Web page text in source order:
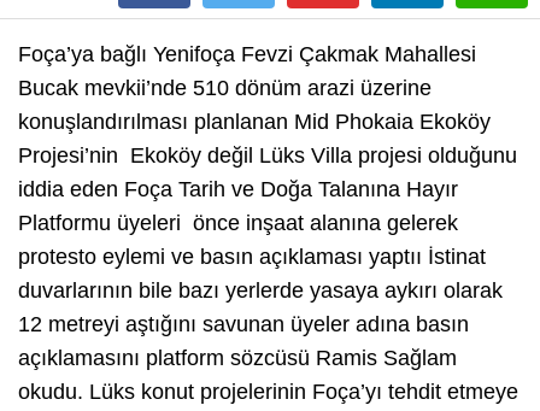
Foça’ya bağlı Yenifoça Fevzi Çakmak Mahallesi
Bucak mevkii’nde 510 dönüm arazi üzerine
konuşlandırılması planlanan Mid Phokaia Ekoköy
Projesi’nin Ekoköy değil Lüks Villa projesi olduğunu
iddia eden Foça Tarih ve Doğa Talanına Hayır
Platformu üyeleri önce inşaat alanına gelerek
protesto eylemi ve basın açıklaması yaptıı İstinat
duvarlarının bile bazı yerlerde yasaya aykırı olarak
12 metreyi aştığını savunan üyeler adına basın
açıklamasını platform sözcüsü Ramis Sağlam
okudu. Lüks konut projelerinin Foça’yı tehdit etmeye